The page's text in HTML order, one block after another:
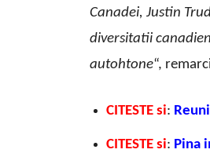
Canadei, Justin
diversitatii
autohtone“,
CITESTE si:
CITESTE si: Pina